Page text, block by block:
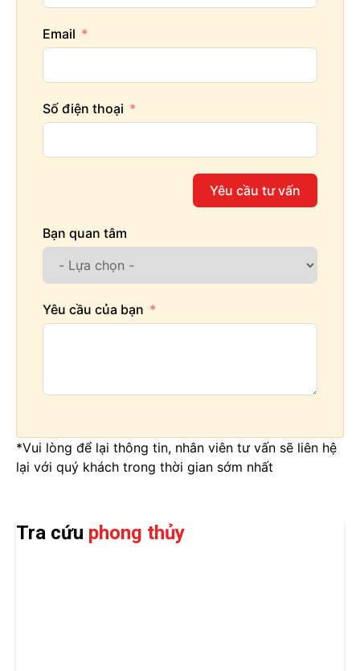
Email
Số điện thoại
Yêu cầu tư vấn
Bạn quan tâm
Yêu cầu của bạn
*Vui lòng để lại thông tin, nhân viên tư vấn sẽ liên hệ
lại với quý khách trong thời gian sớm nhất
Tra cứu phong thủy